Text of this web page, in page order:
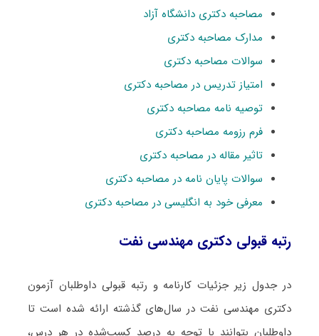
مصاحبه دکتری دانشگاه آزاد
مدارک مصاحبه دکتری
سوالات مصاحبه دکتری
امتیاز تدریس در مصاحبه دکتری
توصیه نامه مصاحبه دکتری
فرم رزومه مصاحبه دکتری
تاثیر مقاله در مصاحبه دکتری
سوالات پایان نامه در مصاحبه دکتری
معرفی خود به انگلیسی در مصاحبه دکتری
رتبه قبولی دکتری ﻣﻬﻨﺪسی ﻧﻔﺖ
در جدول زیر جزئیات کارنامه و رتبه قبولی داوطلبان آزمون
دکتری ﻣﻬﻨﺪسی ﻧﻔﺖ در سال‌های گذشته ارائه شده است تا
داوطلبان بتوانند با توجه به درصد کسب‌شده در هر درس،